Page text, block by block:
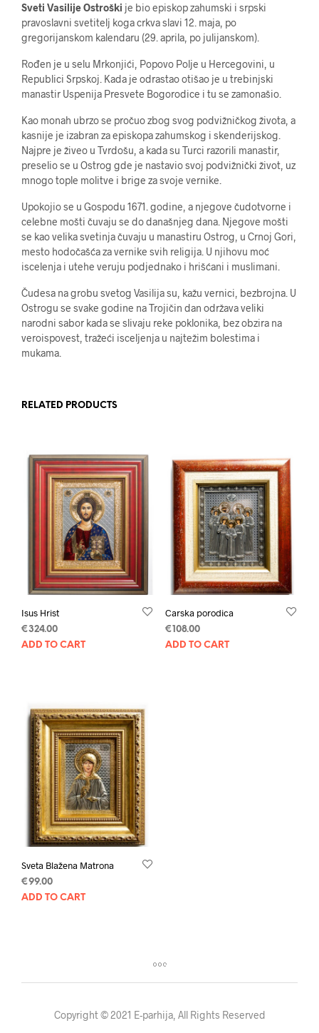
Sveti Vasilije Ostroški je bio episkop zahumski i srpski
pravoslavni svetitelj koga crkva slavi 12. maja, po
gregorijanskom kalendaru (29. aprila, po julijanskom).
Rođen je u selu Mrkonjići, Popovo Polje u Hercegovini, u
Republici Srpskoj. Kada je odrastao otišao je u trebinjski
manastir Uspenija Presvete Bogorodice i tu se zamonašio.
Kao monah ubrzo se pročuo zbog svog podvižničkog života, a
kasnije je izabran za episkopa zahumskog i skenderijskog.
Najpre je živeo u Tvrdošu, a kada su Turci razorili manastir,
preselio se u Ostrog gde je nastavio svoj podvižnički život, uz
mnogo tople molitve i brige za svoje vernike.
Upokojio se u Gospodu 1671. godine, a njegove čudotvorne i
celebne mošti čuvaju se do današnjeg dana. Njegove mošti
se kao velika svetinja čuvaju u manastiru Ostrog, u Crnoj Gori,
mesto hodočašća za vernike svih religija. U njihovu moć
iscelenja i utehe veruju podjednako i hrišćani i muslimani.
Čudesa na grobu svetog Vasilija su, kažu vernici, bezbrojna. U
Ostrogu se svake godine na Trojičin dan održava veliki
narodni sabor kada se slivaju reke poklonika, bez obzira na
veroispovest, tražeći isceljenja u najtežim bolestima i
mukama.
RELATED PRODUCTS
Isus Hrist
€324.00
ADD TO CART
Carska porodica
€ 108.00
ADD TO CART
Sveta Blažena Matrona
€99.00
ADD TO CART
Copyright © 2021 E-parhija, All Rights Reserved